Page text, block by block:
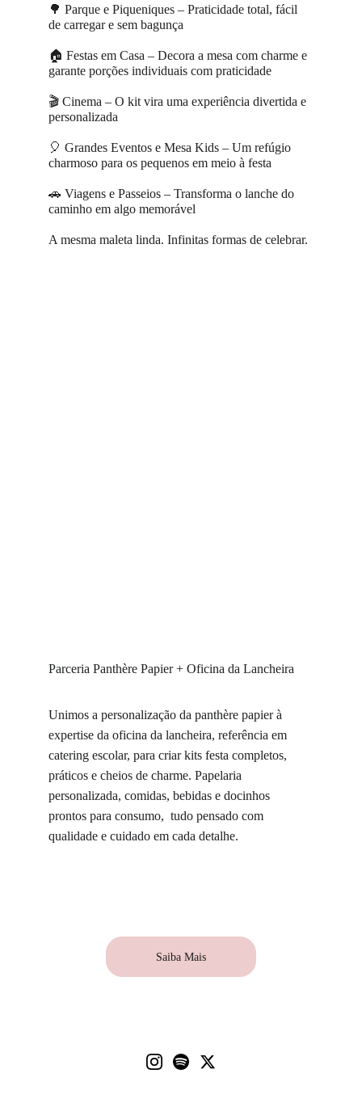
🌳 Parque e Piqueniques – Praticidade total, fácil
de carregar e sem bagunça
🏠 Festas em Casa – Decora a mesa com charme e
garante porções individuais com praticidade
🎬 Cinema – O kit vira uma experiência divertida e
personalizada
🎈 Grandes Eventos e Mesa Kids – Um refúgio
charmoso para os pequenos em meio à festa
🚗 Viagens e Passeios – Transforma o lanche do
caminho em algo memorável
A mesma maleta linda. Infinitas formas de celebrar.
Parceria Panthère Papier + Oficina da Lancheira
Unimos a personalização da panthère papier à
expertise da oficina da lancheira, referência em
catering escolar, para criar kits festa completos,
práticos e cheios de charme. Papelaria
personalizada, comidas, bebidas e docinhos
prontos para consumo,  tudo pensado com
qualidade e cuidado em cada detalhe.
Saiba Mais